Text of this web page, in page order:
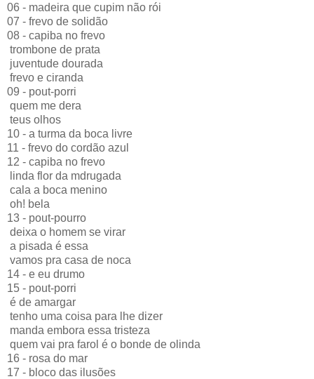
06 - madeira que cupim não rói
07 - frevo de solidão
08 - capiba no frevo
trombone de prata
juventude dourada
frevo e ciranda
09 - pout-porri
quem me dera
teus olhos
10 - a turma da boca livre
11 - frevo do cordão azul
12 - capiba no frevo
linda flor da mdrugada
cala a boca menino
oh! bela
13 - pout-pourro
deixa o homem se virar
a pisada é essa
vamos pra casa de noca
14 - e eu drumo
15 - pout-porri
é de amargar
tenho uma coisa para lhe dizer
manda embora essa tristeza
quem vai pra farol é o bonde de olinda
16 - rosa do mar
17 - bloco das ilusões